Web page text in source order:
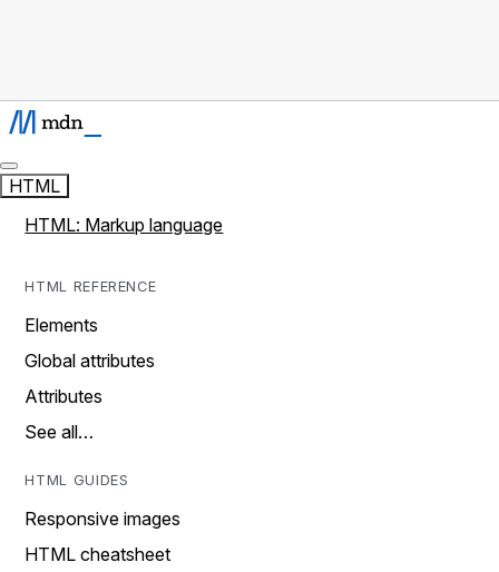
HTML
HTML: Markup language
HTML REFERENCE
Elements
Global attributes
Attributes
See all…
HTML GUIDES
Responsive images
HTML cheatsheet